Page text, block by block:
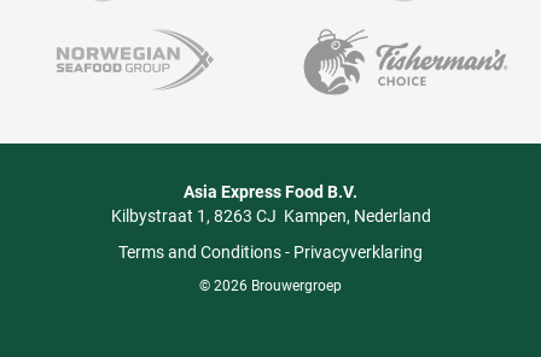
Asia Express Food B.V.
Kilbystraat 1 8263 CJ Kampen Nederland
Terms and Conditions- Privacyverklaring
© 2026 Brouwergroep